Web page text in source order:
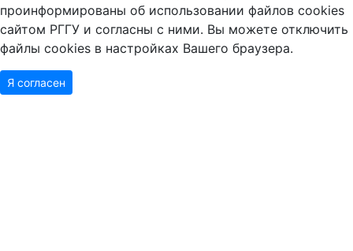
проинформированы об использовании файлов cookies
сайтом РГГУ и согласны с ними. Вы можете отключить
файлы cookies в настройках Вашего браузера.
Я согласен